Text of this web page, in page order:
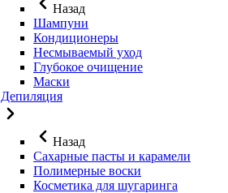
Назад
Шампуни
Кондиционеры
Несмываемый уход
Глубокое очищение
Маски
Депиляция
Назад
Сахарные пасты и карамели
Полимерные воски
Косметика для шугаринга